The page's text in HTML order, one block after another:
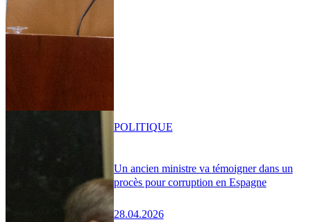
Un ancien ministre va témoigner dans un
procès pour corruption en Espagne
28.04.2026
POLITIQUE